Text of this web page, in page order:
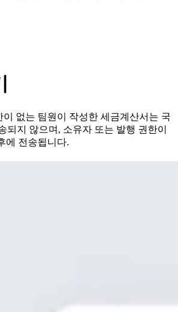
없는 팀원이 작성한 세금계산서는 국
되지 않으며, 소유자 또는 발행 권한이
에 전송됩니다.